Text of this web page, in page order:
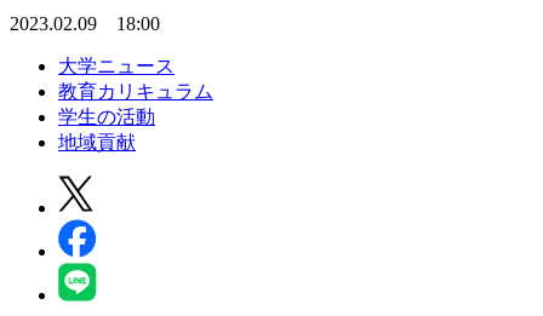
2023.02.09 18:00
大学ニュース
教育カリキュラム
学生の活動
地域貢献